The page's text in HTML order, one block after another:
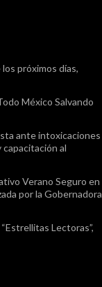
próximos días,
México Salvando
ante intoxicaciones
al
Verano Seguro en
por la Gobernadora
Lectoras”,